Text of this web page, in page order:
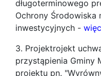
długoterminowego
Ochrony Środowiska
inwestycyjnych -
3. Projektrojekt
przystąpienia Gminy
projektu pn.